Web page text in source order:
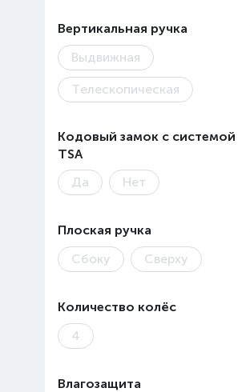
Вертикальная ручка
Выдвижная
Телескопическая
Кодовый замок с системой
TSA
Да
Нет
Плоская ручка
Сбоку
Сверху
Количество колёс
4
Влагозащита